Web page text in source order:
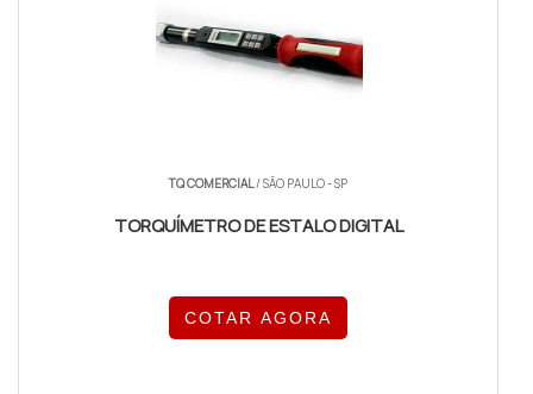
TQ COMERCIAL/ SÃO PAULO - SP
TORQUÍMETRO DE ESTALO DIGITAL
COTAR AGORA